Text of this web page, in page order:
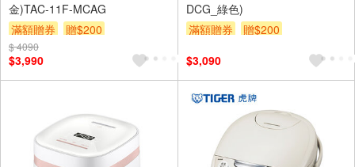
金)TAC-11F-MCAG
滿額贈券
贈$200
$ 4090
$3,990
DCG_綠色)
滿額贈券
贈$200
$3,090